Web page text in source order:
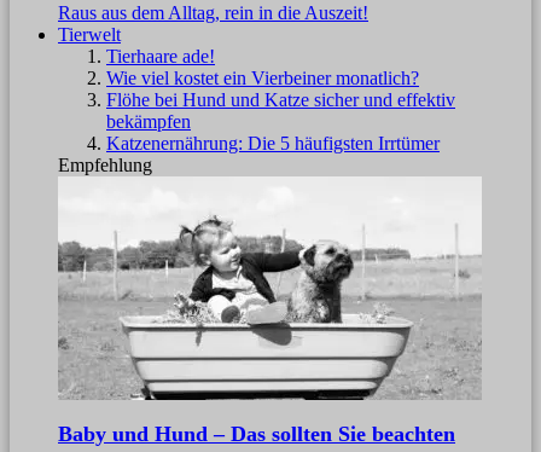
Raus aus dem Alltag, rein in die Auszeit!
Tierwelt
Tierhaare ade!
Wie viel kostet ein Vierbeiner monatlich?
Flöhe bei Hund und Katze sicher und effektiv
bekämpfen
Katzenernährung: Die 5 häufigsten Irrtümer
Empfehlung
Baby und Hund – Das sollten Sie beachten